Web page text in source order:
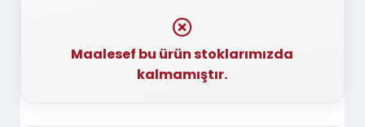
Maalesef bu ürün stoklarımızda
kalmamıştır.